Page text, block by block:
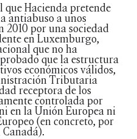
que Hacienda pretende
antiabuso a unos
por una sociedad
en Luxemburgo,
que no ha
que la estructura
económicos válidos,
Tributaria
receptora de los
controlada por
en la Unión Europea ni
(en concreto, por